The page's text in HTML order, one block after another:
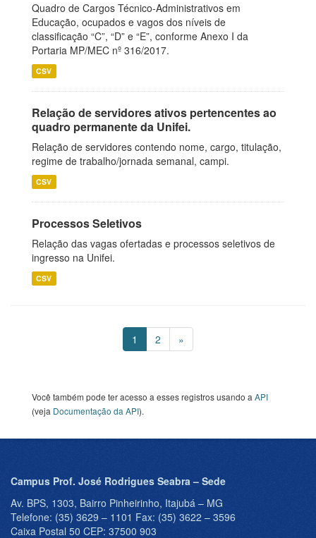
Quadro de Cargos Técnico-Administrativos em
Educação, ocupados e vagos dos níveis de
classificação “C”, “D” e “E”, conforme Anexo I da
Portaria MP/MEC nº 316/2017.
CSV
Relação de servidores ativos pertencentes ao
quadro permanente da Unifei.
Relação de servidores contendo nome, cargo, titulação,
regime de trabalho/jornada semanal, campi.
CSV
Processos Seletivos
Relação das vagas ofertadas e processos seletivos de
ingresso na Unifei.
CSV
1 2 »
Você também pode ter acesso a esses registros usando a API
(veja Documentação da API).
Campus Prof. José Rodrigues Seabra – Sede
Av. BPS, 1303, Bairro Pinheirinho, Itajubá – MG
Telefone: (35) 3629 – 1101 Fax: (35) 3622 – 3596
Caixa Postal 50 CEP: 37500 903